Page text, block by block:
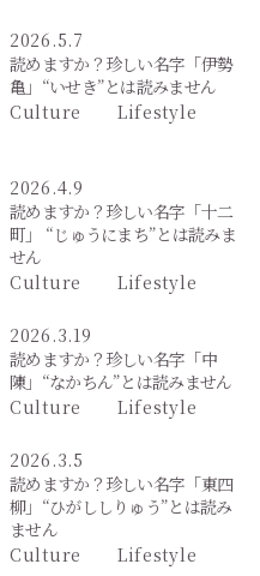
2026.5.7
読めますか？珍しい名字「伊勢
亀」“いせき”とは読みません
Culture
Lifestyle
2026.4.9
読めますか？珍しい名字「十二
町」 “じゅうにまち”とは読みま
せん
Culture
Lifestyle
2026.3.19
読めますか？珍しい名字「中
陳」“なかちん”とは読みません
Culture
Lifestyle
2026.3.5
読めますか？珍しい名字「東四
柳」“ひがししりゅう”とは読み
ません
Culture
Lifestyle